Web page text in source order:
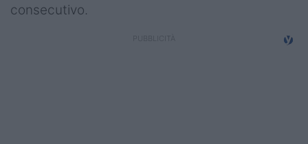
consecutivo.